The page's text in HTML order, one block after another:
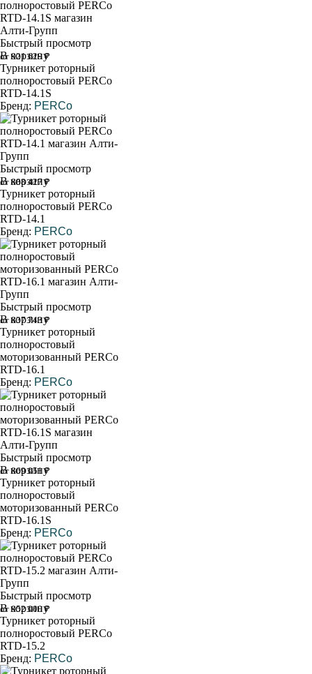
Быстрый просмотр
В корзину
от 921 629 ₽
Турникет роторный
полноростовый PERCo
RTD-14.1S
Бренд: PERCo
Быстрый просмотр
В корзину
от 888 427 ₽
Турникет роторный
полноростовый PERCo
RTD-14.1
Бренд: PERCo
Быстрый просмотр
В корзину
от 837 743 ₽
Турникет роторный
полноростовый
моторизованный PERCo
RTD-16.1
Бренд: PERCo
Быстрый просмотр
В корзину
от 869 051 ₽
Турникет роторный
полноростовый
моторизованный PERCo
RTD-16.1S
Бренд: PERCo
Быстрый просмотр
В корзину
от 952 000 ₽
Турникет роторный
полноростовый PERCo
RTD-15.2
Бренд: PERCo